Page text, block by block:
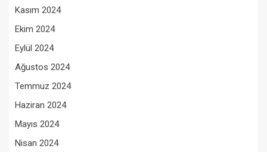
Kasım 2024
Ekim 2024
Eylül 2024
Ağustos 2024
Temmuz 2024
Haziran 2024
Mayıs 2024
Nisan 2024